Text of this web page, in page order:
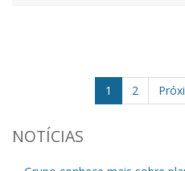
1 2
NOTÍCIAS